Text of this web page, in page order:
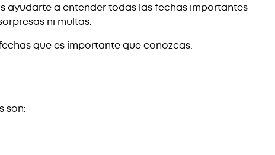
ayudarte a entender todas las fechas importantes
ni multas.
que es importante que conozcas.
son: